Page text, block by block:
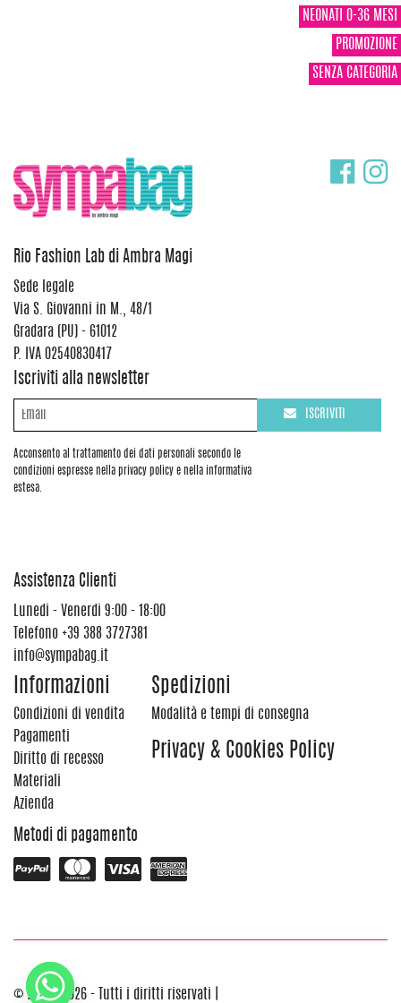
NEONATI 0-36 MESI
PROMOZIONE
SENZA CATEGORIA
Rio Fashion Lab di Ambra Magi
Sede legale
Via S. Giovanni in M., 48/1
Gradara (PU) - 61012
P. IVA 02540830417
Iscriviti alla newsletter
Acconsento al trattamento dei dati personali secondo le
condizioni espresse nella privacy policy e nella informativa
estesa.
ISCRIVITI
Assistenza Clienti
Lunedi - Venerdi 9:00 - 18:00
Telefono +39 388 3727381
info@sympabag.it
Informazioni
Condizioni di vendita
Pagamenti
Diritto di recesso
Materiali
Azienda
Spedizioni
Modalità e tempi di consegna
Privacy & Cookies Policy
Metodi di pagamento
© 2012 - 2026 - Tutti i diritti riservati |